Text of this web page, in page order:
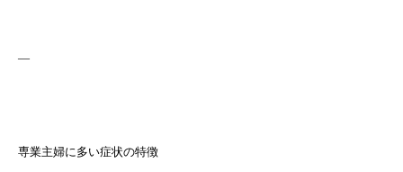
—
専業主婦に多い症状の特徴